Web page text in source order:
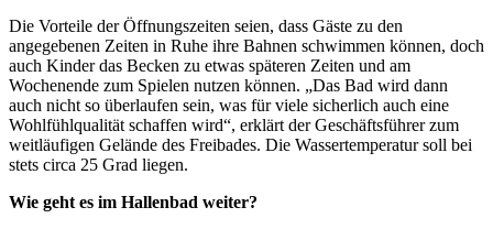
Die Vorteile der Öffnungszeiten seien, dass Gäste zu den
angegebenen Zeiten in Ruhe ihre Bahnen schwimmen können, doch
auch Kinder das Becken zu etwas späteren Zeiten und am
Wochenende zum Spielen nutzen können. „Das Bad wird dann
auch nicht so überlaufen sein, was für viele sicherlich auch eine
Wohlfühlqualität schaffen wird“, erklärt der Geschäftsführer zum
weitläufigen Gelände des Freibades. Die Wassertemperatur soll bei
stets circa 25 Grad liegen.
Wie geht es im Hallenbad weiter?